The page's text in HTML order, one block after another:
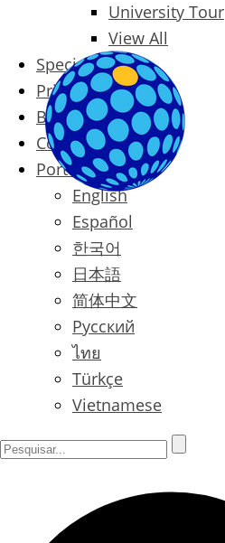
University Tour
View All
Special Offers
Prices
Blog
Contact
Português
English
Español
한국어
日本語
简体中文
Русский
ไทย
Türkçe
Vietnamese